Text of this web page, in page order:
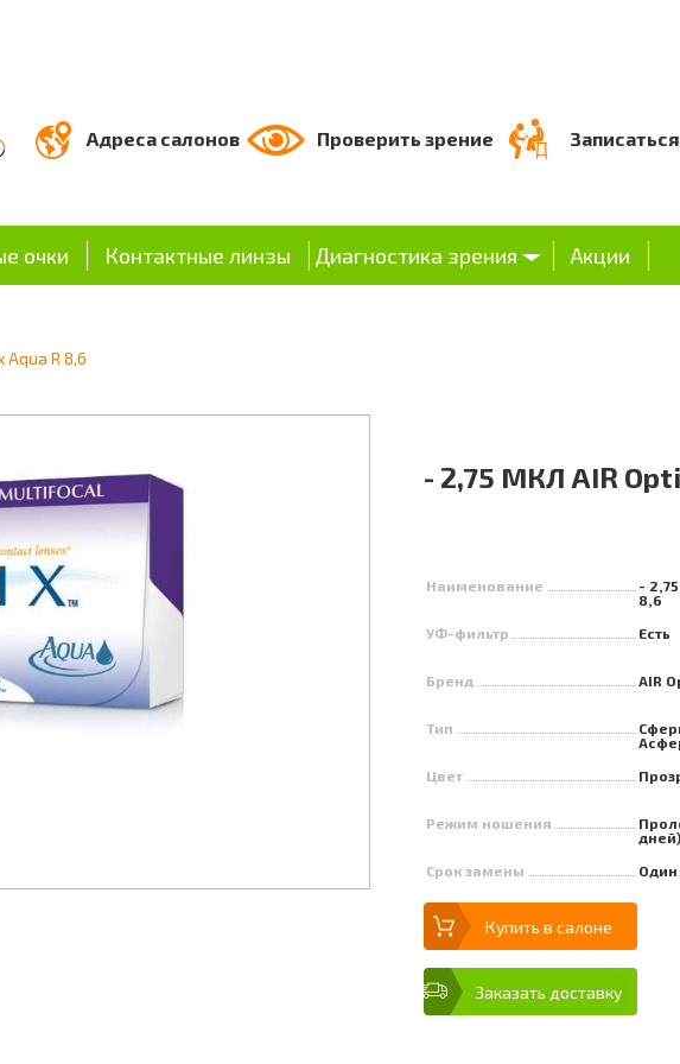
Адреса салонов Проверить зрение
очки Контактные линзы Диагностика зрения Акции
Aqua R 8,6
- 2,75 МКЛ AIR
Наименование
-
8,6
УФ-фильтр
Есть
Бренд AIR
Тип
Цвет
Режим ношения
дней)
Срок замены
Купить в салоне
Заказать доставку